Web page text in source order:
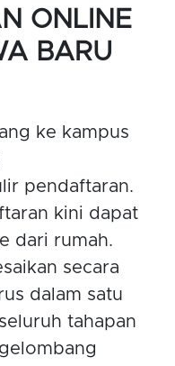
ONLINE
BARU
ke kampus
pendaftaran.
kini dapat
dari rumah.
secara
dalam satu
tahapan